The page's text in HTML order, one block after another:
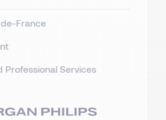
France
Professional Services